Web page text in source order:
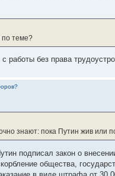
по теме?
без права
знают: пока Путин жив или
подписал закон о
общества,